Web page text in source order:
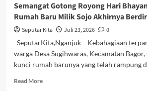
Semangat Gotong Royong Hari
Rumah Baru Milik Sojo Akhirnya
Seputar Kita Juli 23, 2026
0
SeputarKita,Nganjuk-- Kebahagiaan
warga Desa Sugihwaras, Kecamatan
kunci rumah barunya yang telah rampung
Read MoreRead